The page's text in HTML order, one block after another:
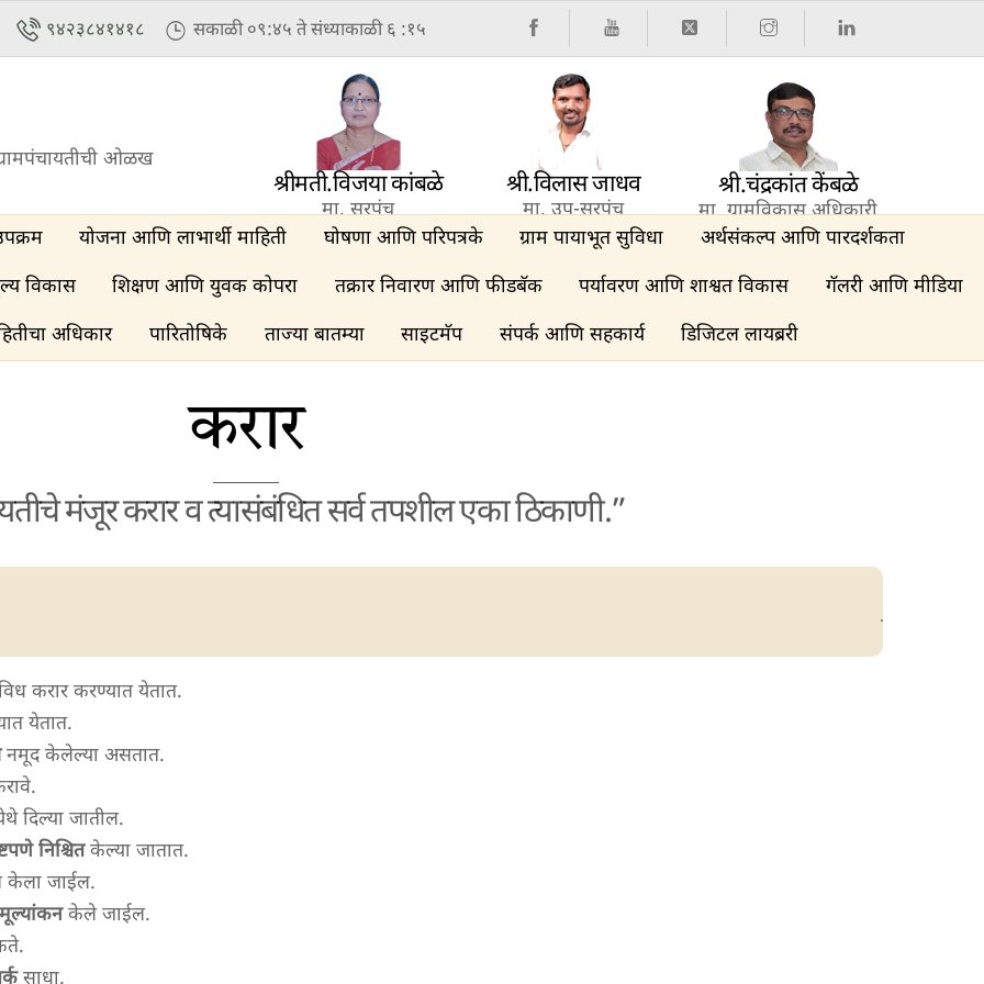
९४२३८४१४१८ सकाळी ०९:४५ ते संध्याकाळी ६ :१५
ओळख
श्रीमती.विजया कांबळे
मा. सरपंच
श्री.विलास जाधव
मा. उप-सरपंच
श्री.चंद्रकांत केंबळे
मा. ग्रामविकास अधिकारी
योजना आणि लाभार्थी माहिती घोषणा आणि परिपत्रके ग्राम पायाभूत सुविधा
अर्थसंकल्प आणि पारदर्शकता
विकास
शिक्षण आणि युवक कोपरा तक्रार निवारण आणि फीडबॅक पर्यावरण आणि शाश्वत विकास
गॅलरी आणि मीडिया
अधिकार
पारितोषिके ताज्या बातम्या साइटमॅप संपर्क आणि सहकार्य डिजिटल लायब्ररी
करार
मंजूर करार व त्यासंबंधित सर्व तपशील एका ठिकाणी.”
करार करण्यात येतात.
येतात.
नमूद केलेल्या असतात.
दिल्या जातील.
निश्चितकेल्या जातात.
जाईल.
केले जाईल.